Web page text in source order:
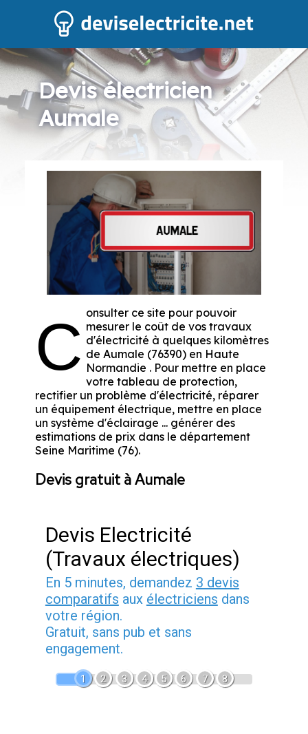
Devis électricien
Aumale
C onsulter ce site pour pouvoir
mesurer le coût de vos travaux
d'électricité à quelques kilomètres
de Aumale (76390) en Haute
Normandie . Pour mettre en place
votre tableau de protection,
rectifier un problème d'électricité, réparer
un équipement électrique, mettre en place
un système d'éclairage ... générer des
estimations de prix dans le département
Seine Maritime (76).
Devis gratuit à Aumale
Devis Electricité
(Travaux électriques)
En 5 minutes, demandez 3 devis
comparatifs aux électriciens dans
votre région.
Gratuit, sans pub et sans
engagement.
1 2 3 4 5 6 7 8